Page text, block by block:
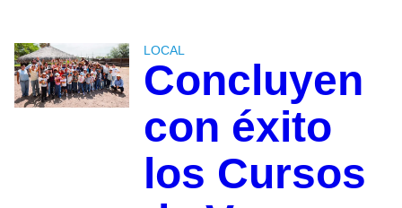
LOCAL
Concluyen
con éxito
los Cursos